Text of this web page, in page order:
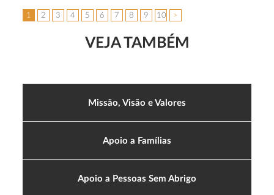
1 2 3 4 5 6 7 8 9 10 >
VEJA TAMBÉM
Missão, Visão e Valores
Apoio a Famílias
Apoio a Pessoas Sem Abrigo